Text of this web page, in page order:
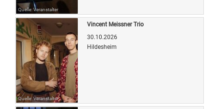
Quelle: Veranstalter
Quelle: Veranstalter
Vincent Meissner Trio
30.10.2026
Hildesheim